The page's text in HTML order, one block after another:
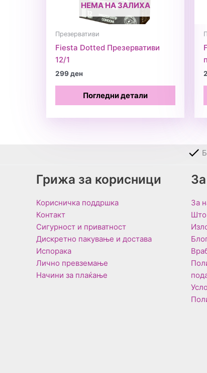
НЕМА НА ЗАЛИХА
Презервативи
Fiesta Dotted Презервативи
12/1
299ден
Погледни детали
Грижа за корисници
Корисничка поддршка
Контакт
Сигурност и приватност
Дискретно пакување и достава
Испорака
Лично превземање
Начини за плаќање
За
Што